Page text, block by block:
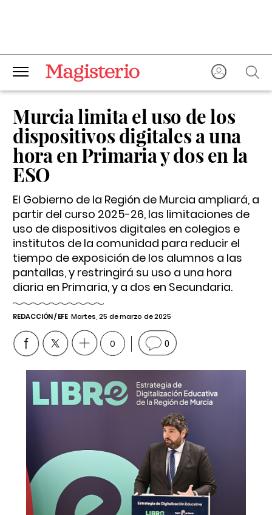
Murcia limita el uso de los
dispositivos digitales a una
hora en Primaria y dos en la
ESO
El Gobierno de la Región de Murcia ampliará, a
partir del curso 2025-26, las limitaciones de
uso de dispositivos digitales en colegios e
institutos de la comunidad para reducir el
tiempo de exposición de los alumnos a las
pantallas, y restringirá su uso a una hora
diaria en Primaria, y a dos en Secundaria.
REDACCIÓN / EFE Martes, 25 de marzo de 2025
0 0